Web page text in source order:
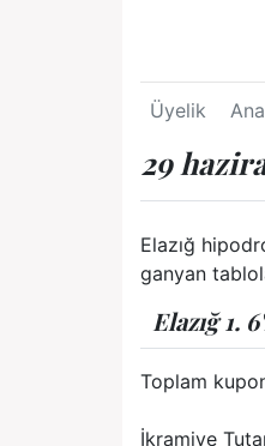
Üyelik
29
Elazığ
ganyan
Elazığ 1.
Toplam
İkramiye